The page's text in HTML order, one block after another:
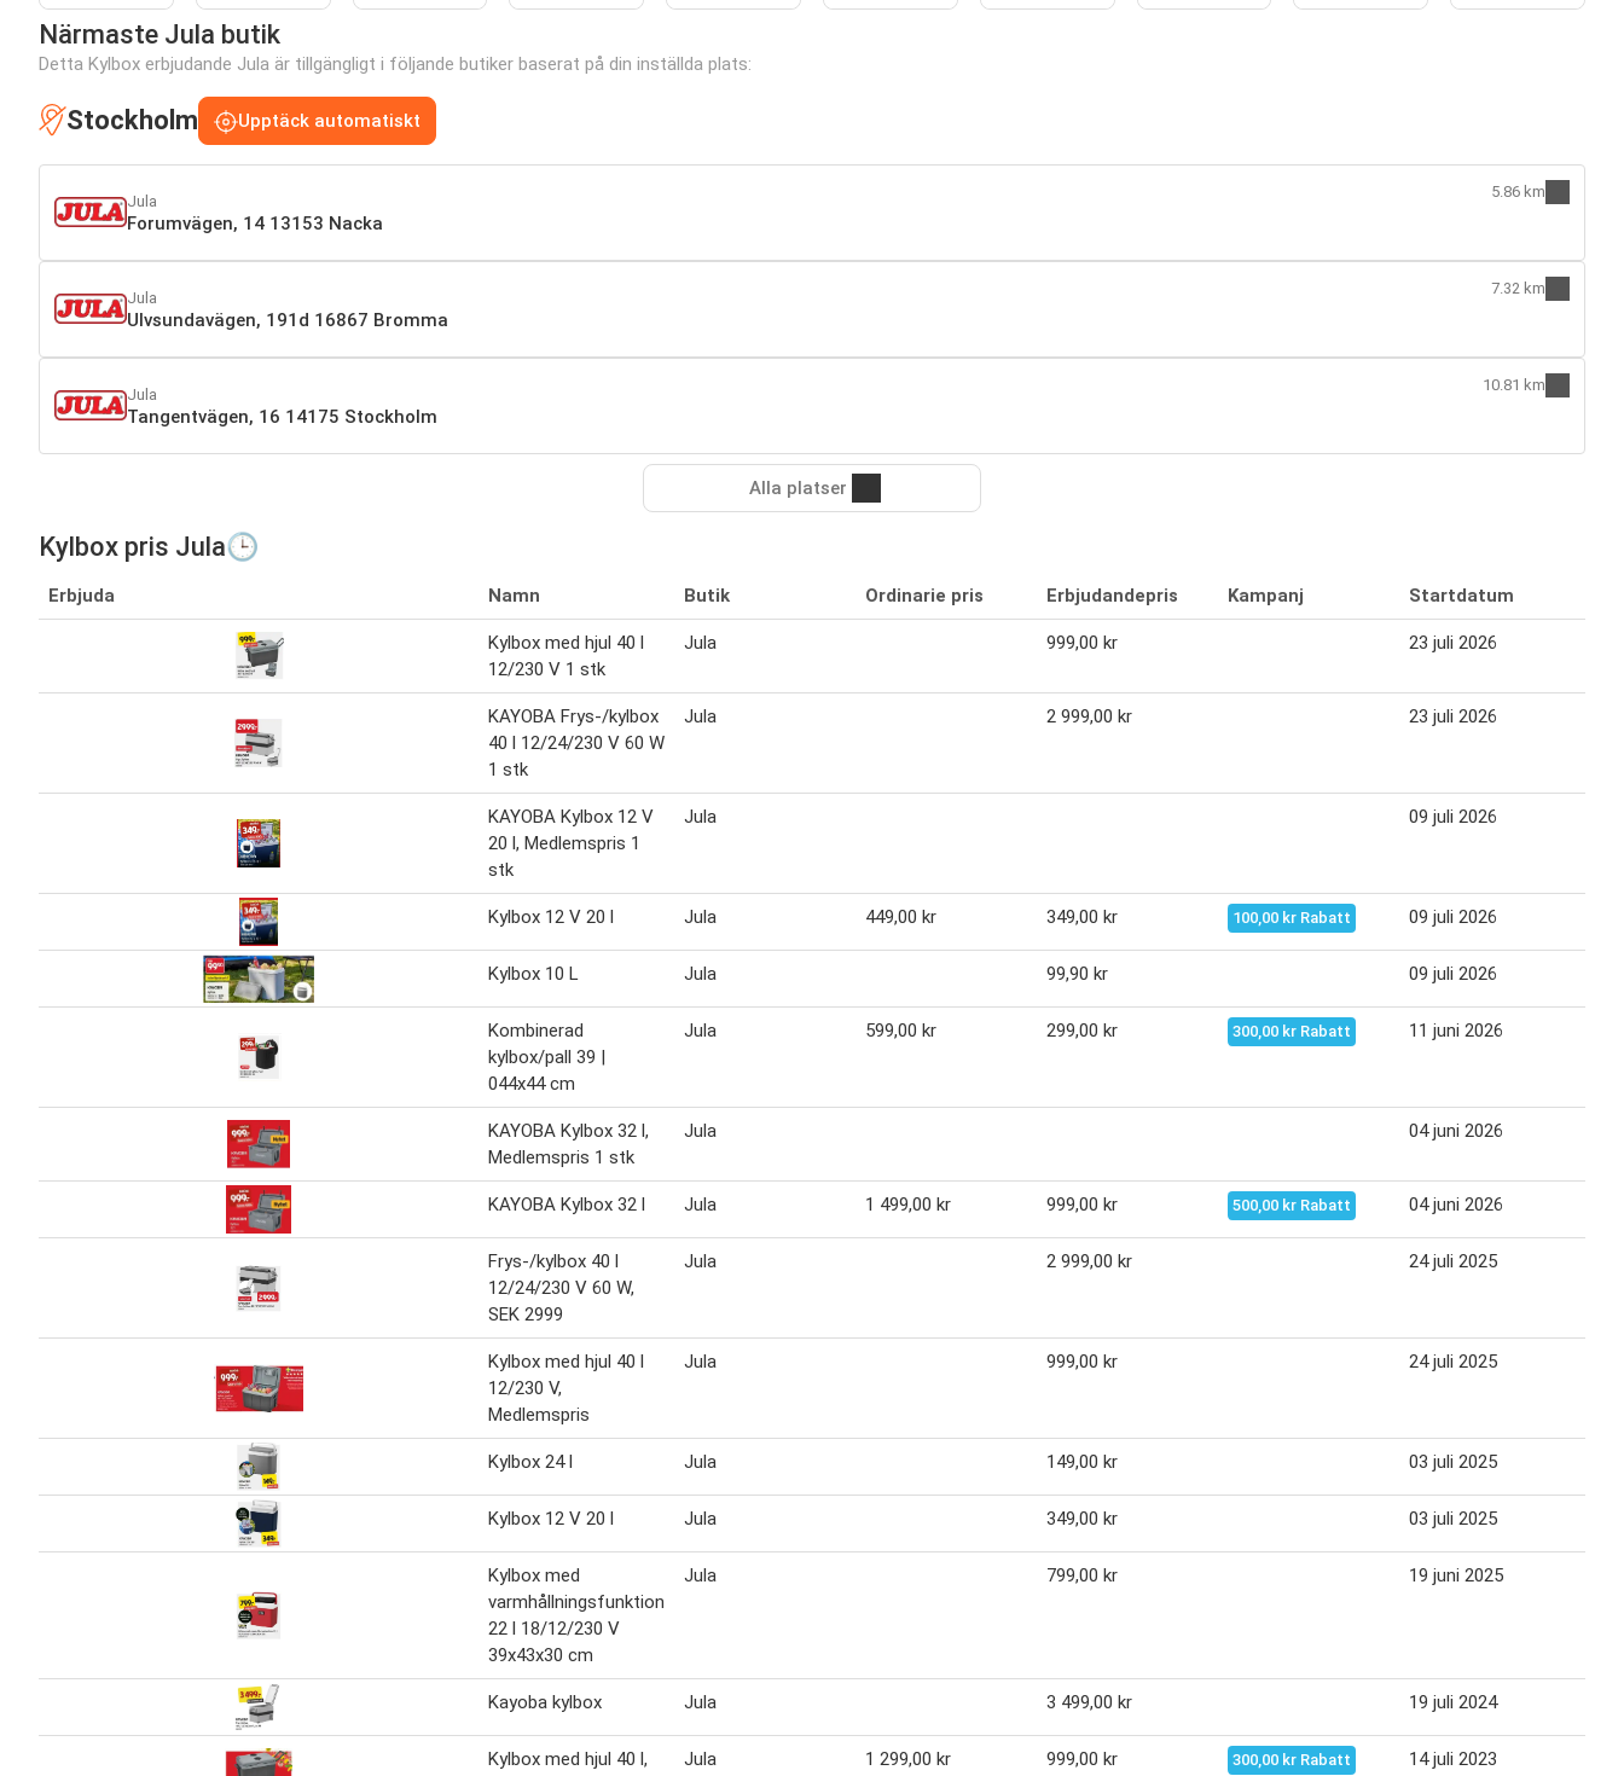
Närmaste Jula butik
Detta Kylbox erbjudande Jula är tillgängligt i följande butiker baserat på din inställda plats:
Stockholm Upptäck automatiskt
Jula
Forumvägen, 14 13153 Nacka
5.86 km
Jula
Ulvsundavägen, 191d 16867 Bromma
7.32 km
Jula
Tangentvägen, 16 14175 Stockholm
10.81 km
Alla platser
Kylbox pris Jula🕒
Erbjuda Namn Butik Ordinarie pris Erbjudandepris Kampanj Startdatum
Kylbox med hjul 40 l
12/230 V 1 stk
Jula 999,00 kr 23 juli 2026
KAYOBA Frys-/kylbox
40 l 12/24/230 V 60 W
1 stk
Jula 2 999,00 kr 23 juli 2026
KAYOBA Kylbox 12 V
20 l, Medlemspris 1
stk
Jula 09 juli 2026
Kylbox 12 V 20 l Jula 449,00 kr 349,00 kr 100,00 kr Rabatt 09 juli 2026
Kylbox 10 L Jula 99,90 kr 09 juli 2026
Kombinerad
kylbox/pall 39 |
044x44 cm
Jula 599,00 kr 299,00 kr 300,00 kr Rabatt 11 juni 2026
KAYOBA Kylbox 32 l,
Medlemspris 1 stk
Jula 04 juni 2026
KAYOBA Kylbox 32 l Jula 1 499,00 kr 999,00 kr 500,00 kr Rabatt 04 juni 2026
Frys-/kylbox 40 l
12/24/230 V 60 W,
SEK 2999
Jula 2 999,00 kr 24 juli 2025
Kylbox med hjul 40 l
12/230 V,
Medlemspris
Jula 999,00 kr 24 juli 2025
Kylbox 24 l Jula 149,00 kr 03 juli 2025
Kylbox 12 V 20 l Jula 349,00 kr 03 juli 2025
Kylbox med
varmhållningsfunktion
22 l 18/12/230 V
39x43x30 cm
Jula 799,00 kr 19 juni 2025
Kayoba kylbox Jula 3 499,00 kr 19 juli 2024
Kylbox med hjul 40 l,
Jula 1 299,00 kr 999,00 kr 300,00 kr Rabatt 14 juli 2023